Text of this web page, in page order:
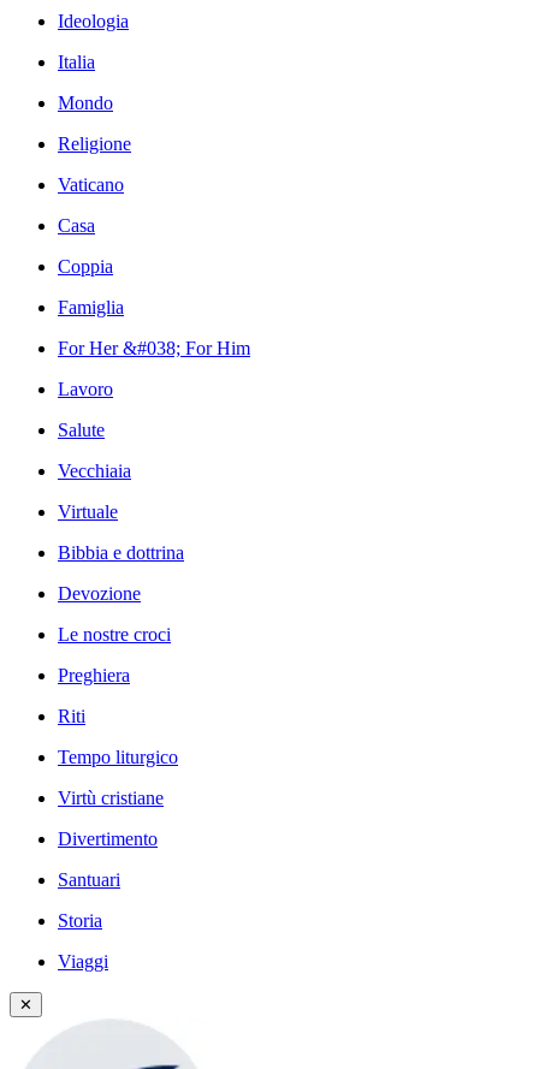
Ideologia
Italia
Mondo
Religione
Vaticano
Casa
Coppia
Famiglia
For Her &#038; For Him
Lavoro
Salute
Vecchiaia
Virtuale
Bibbia e dottrina
Devozione
Le nostre croci
Preghiera
Riti
Tempo liturgico
Virtù cristiane
Divertimento
Santuari
Storia
Viaggi
✕